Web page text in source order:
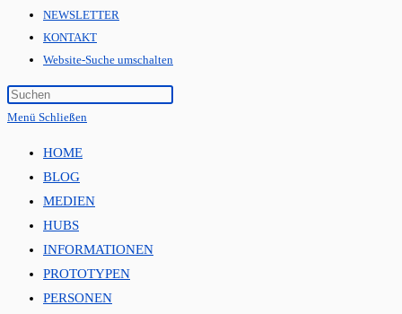
NEWSLETTER
KONTAKT
Website-Suche umschalten
Menü Schließen
HOME
BLOG
MEDIEN
HUBS
INFORMATIONEN
PROTOTYPEN
PERSONEN